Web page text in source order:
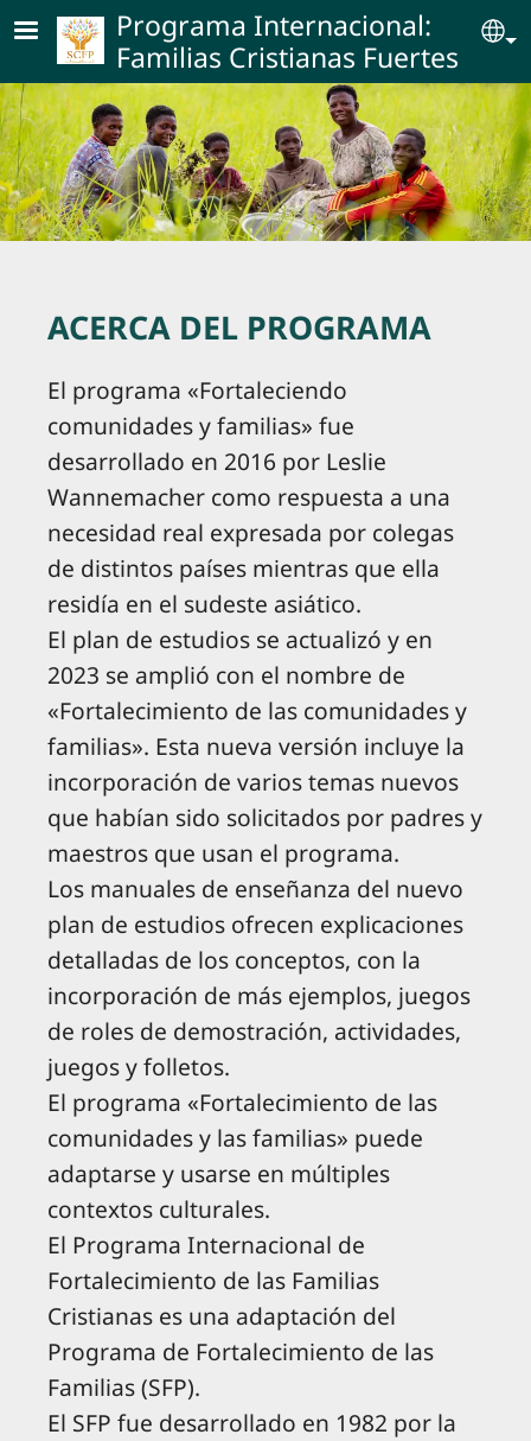
Skip to main contentPrograma Internacional:
Familias Cristianas Fuertes
ACERCA DEL PROGRAMA
El programa «Fortaleciendo
comunidades y familias» fue
desarrollado en 2016 por Leslie
Wannemacher como respuesta a una
necesidad real expresada por colegas
de distintos países mientras que ella
residía en el sudeste asiático.
El plan de estudios se actualizó y en
2023 se amplió con el nombre de
«Fortalecimiento de las comunidades y
familias». Esta nueva versión incluye la
incorporación de varios temas nuevos
que habían sido solicitados por padres y
maestros que usan el programa.
Los manuales de enseñanza del nuevo
plan de estudios ofrecen explicaciones
detalladas de los conceptos, con la
incorporación de más ejemplos, juegos
de roles de demostración, actividades,
juegos y folletos.
El programa «Fortalecimiento de las
comunidades y las familias» puede
adaptarse y usarse en múltiples
contextos culturales.
El Programa Internacional de
Fortalecimiento de las Familias
Cristianas es una adaptación del
Programa de Fortalecimiento de las
Familias (SFP).
El SFP fue desarrollado en 1982 por la